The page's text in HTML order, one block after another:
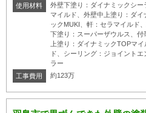
使用材料
外壁下塗り：ダイナミックシー
マイルド、外壁中上塗り：ダイ
ックMUKI、軒：セラマイルド
下塗り：スーパーザウルス、付
上塗り：ダイナミックTOPマイ
ド、シーリング：ジョイントエ
ラー
工事費用
約123万